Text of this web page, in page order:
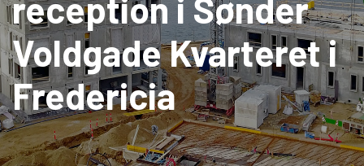
reception i Sønder
Voldgade Kvarteret i
Fredericia